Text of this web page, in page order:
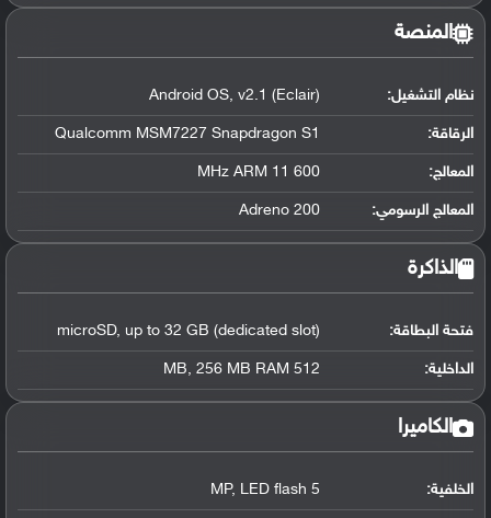
المنصة
نظام التشغيل:
Android OS, v2.1 (Eclair)
الرقاقة:
Qualcomm MSM7227 Snapdragon S1
المعالج:
600 MHz ARM 11
المعالج الرسومي:
Adreno 200
الذاكرة
فتحة البطاقة: microSD, up to 32 GB (dedicated slot)
الداخلية: 512 MB, 256 MB RAM
الكاميرا
الخلفية: 5 MP, LED flash